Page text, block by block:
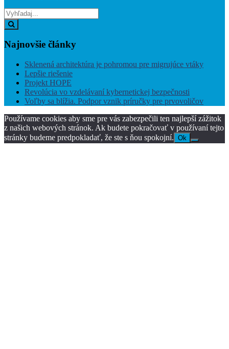
Vyhľadaj
z:
Najnovšie články
Sklenená architektúra je pohromou pre migrujúce vtáky
Lepšie riešenie
Projekt HOPE
Revolúcia vo vzdelávaní kybernetickej bezpečnosti
Voľby sa blížia. Podpor vznik príručky pre prvovoličov
Používame cookies aby sme pre vás zabezpečili ten najlepší zážitok
z našich webových stránok. Ak budete pokračovať v používaní tejto
stránky budeme predpokladať, že ste s ňou spokojní. Ok